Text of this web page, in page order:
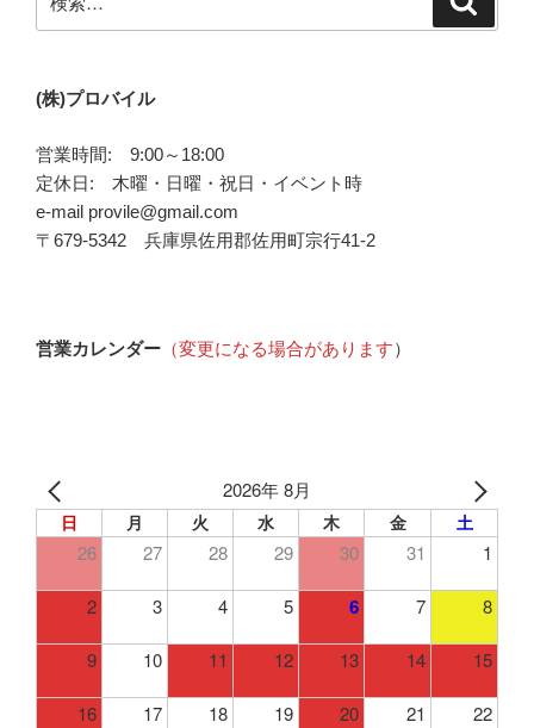
索:
(株)プロバイル
営業時間: 9:00～18:00
定休日: 木曜・日曜・祝日・イベント時
e-mail provile@gmail.com
〒679-5342 兵庫県佐用郡佐用町宗行41-2
営業カレンダー （変更になる場合があります）
2026年 8月
日 月 火 水 木 金 土
26 27 28 29 30 31 1
2 3 4 5 6 7 8
9 10 11 12 13 14 15
16 17 18 19 20 21 22